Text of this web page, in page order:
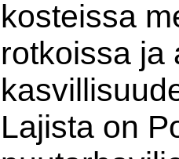
kosteissa
rotkoissa ja
Lajista on